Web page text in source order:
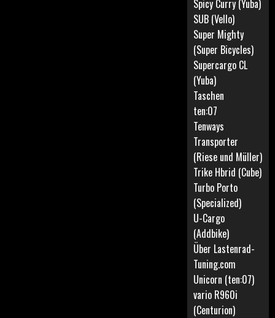
Spicy Curry (Yuba)
SUB (Vello)
Super Mighty
(Super Bicycles)
Supercargo CL
(Yuba)
Taschen
ten:07
Tenways
Transporter
(Riese und Müller)
Trike Hbrid (Cube)
Turbo Porto
(Specialized)
U-Cargo
(Addbike)
Über Lastenrad-
Tuning.com
Unicorn (ten:07)
vario R960i
(Centurion)